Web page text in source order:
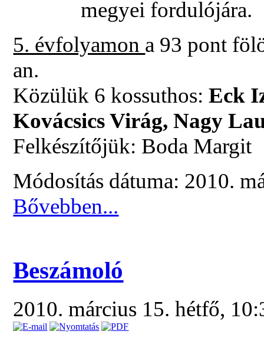
megyei fordulójára.
5. évfolyamon a 93 pont
an.
Közülük 6 kossuthos: Eck
Kovácsics Virág, Nagy
Felkészítőjük: Boda Margit
Módosítás dátuma: 2010.
Bővebben...
Beszámoló
2010. március 15. hétfő,